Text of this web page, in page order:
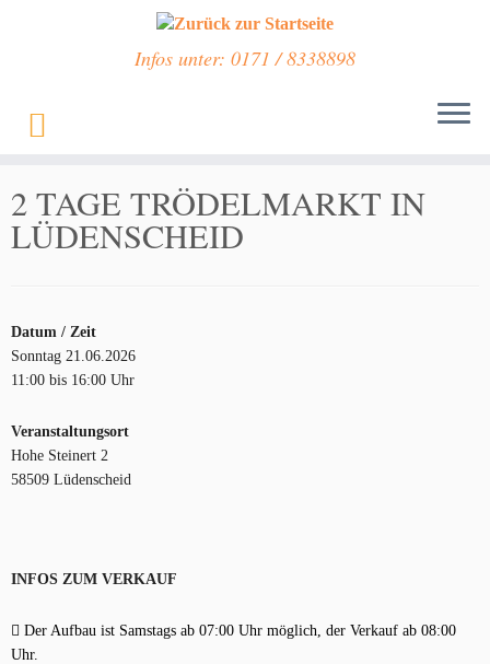
Infos unter: 0171 / 8338898
2 TAGE TRÖDELMARKT IN
LÜDENSCHEID
Datum / Zeit
Sonntag 21.06.2026
11:00 bis 16:00 Uhr
Veranstaltungsort
Hohe Steinert 2
58509 Lüdenscheid
INFOS ZUM VERKAUF
Der Aufbau ist Samstags ab 07:00 Uhr möglich, der Verkauf ab 08:00
Uhr.